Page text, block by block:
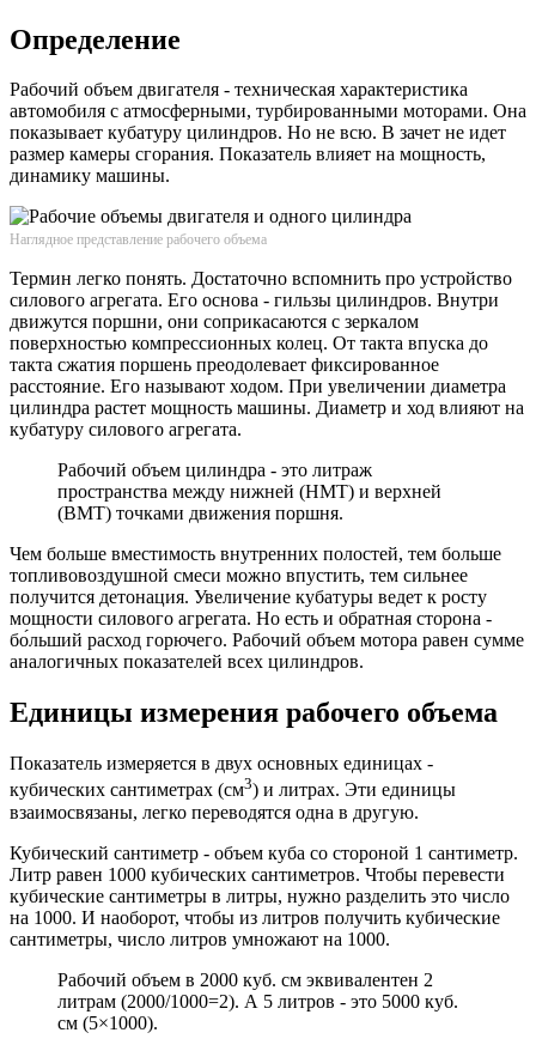
Определение
Рабочий объем двигателя - техническая характеристика
автомобиля с атмосферными, турбированными моторами. Она
показывает кубатуру цилиндров. Но не всю. В зачет не идет
размер камеры сгорания. Показатель влияет на мощность,
динамику машины.
Наглядное представление рабочего объема
Термин легко понять. Достаточно вспомнить про устройство
силового агрегата. Его основа - гильзы цилиндров. Внутри
движутся поршни, они соприкасаются с зеркалом
поверхностью компрессионных колец. От такта впуска до
такта сжатия поршень преодолевает фиксированное
расстояние. Его называют ходом. При увеличении диаметра
цилиндра растет мощность машины. Диаметр и ход влияют на
кубатуру силового агрегата.
Рабочий объем цилиндра - это литраж
пространства между нижней (НМТ) и верхней
(ВМТ) точками движения поршня.
Чем больше вместимость внутренних полостей, тем больше
топливовоздушной смеси можно впустить, тем сильнее
получится детонация. Увеличение кубатуры ведет к росту
мощности силового агрегата. Но есть и обратная сторона -
бо́льший расход горючего. Рабочий объем мотора равен сумме
аналогичных показателей всех цилиндров.
Единицы измерения рабочего объема
Показатель измеряется в двух основных единицах -
кубических сантиметрах (см3) и литрах. Эти единицы
взаимосвязаны, легко переводятся одна в другую.
Кубический сантиметр - объем куба со стороной 1 сантиметр.
Литр равен 1000 кубических сантиметров. Чтобы перевести
кубические сантиметры в литры, нужно разделить это число
на 1000. И наоборот, чтобы из литров получить кубические
сантиметры, число литров умножают на 1000.
Рабочий объем в 2000 куб. см эквивалентен 2
литрам (2000/1000=2). А 5 литров - это 5000 куб.
см (5×1000).